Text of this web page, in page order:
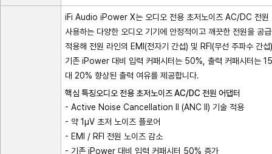
iFi Audio iPower X는 오디오 전용 초저노이즈 AC/DC 전원
사용하는 다양한 오디오 기기에 안정적이고 깨끗한 전원을
적용해 전원 라인의 EMI(전자기 간섭) 및 RFI(무선 주파수 간
기존 iPower 대비 입력 커패시터는 50%, 출력 커패시터는
대 20% 향상된 출력 여유를 제공합니다.
핵심 특징오디오 전용 초저노이즈 AC/DC 전원 어댑터
- Active Noise Cancellation II (ANC II) 기술 적용
- 약 1μV 초저 노이즈 플로어
- EMI / RFI 전원 노이즈 감소
- 기존 iPower 대비 입력 커패시터 50% 증가